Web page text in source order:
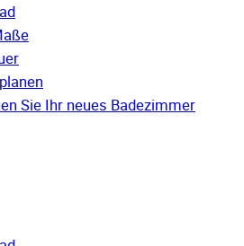
Sie Ihr neues Badezimmer